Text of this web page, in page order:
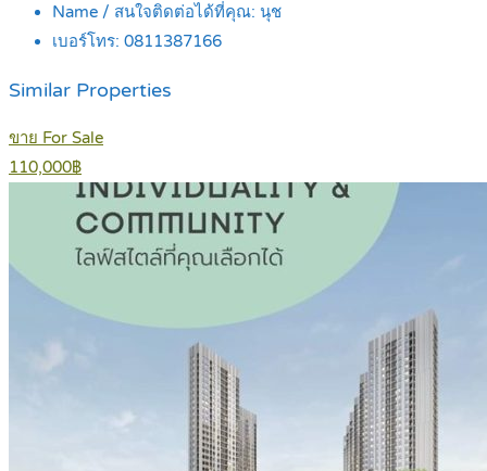
Name / สนใจติดต่อได้ที่คุณ: นุช
เบอร์โทร: 0811387166
Similar Properties
ขาย For Sale
110,000฿